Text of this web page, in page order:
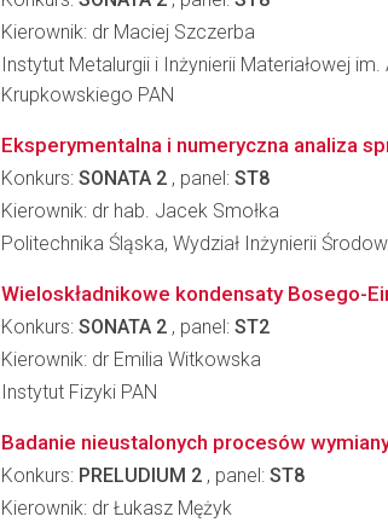
Kierownik: dr Maciej Szczerba
Instytut Metalurgii i Inżynierii Materiałowej im.
Krupkowskiego PAN
Eksperymentalna i numeryczna analiza
Konkurs: SONATA 2 , panel: ST8
Kierownik: dr hab. Jacek Smołka
Politechnika Śląska, Wydział Inżynierii
Wieloskładnikowe kondensaty Bosego-
Konkurs: SONATA 2 , panel: ST2
Kierownik: dr Emilia Witkowska
Instytut Fizyki PAN
Badanie nieustalonych procesów
Konkurs: PRELUDIUM 2 , panel: ST8
Kierownik: dr Łukasz Mężyk